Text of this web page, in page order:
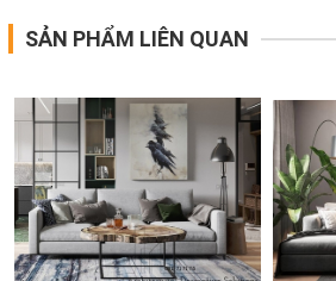
SẢN PHẨM LIÊN QUAN